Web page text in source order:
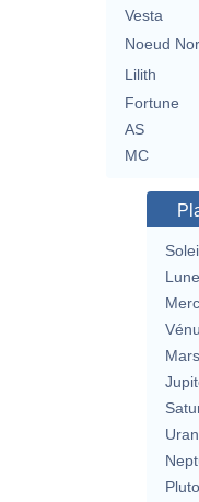
Vesta
Noeud
Lilith
Fortune
AS
MC
Lune
Mars